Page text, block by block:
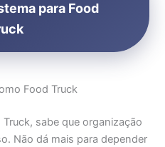
para Food
Food Truck
sabe que organização
Não dá mais para depender